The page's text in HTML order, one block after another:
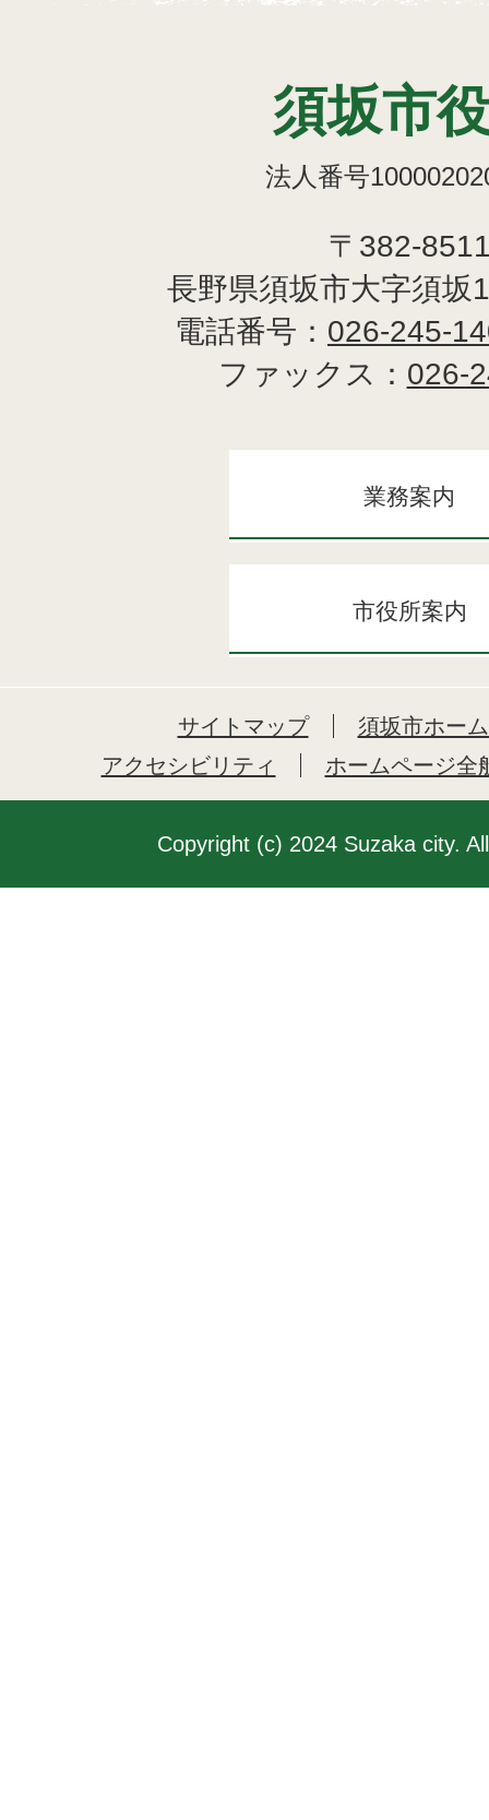
須坂市
法人番号
〒382-
長野県須坂市大字須坂
電話番号： 026-245-
ファックス： 026-
業務案内
市役所案内
サイトマップ
須坂市ホー
アクセシビリティ
ホームページ全
Copyright (c) 2024 Suzaka city.